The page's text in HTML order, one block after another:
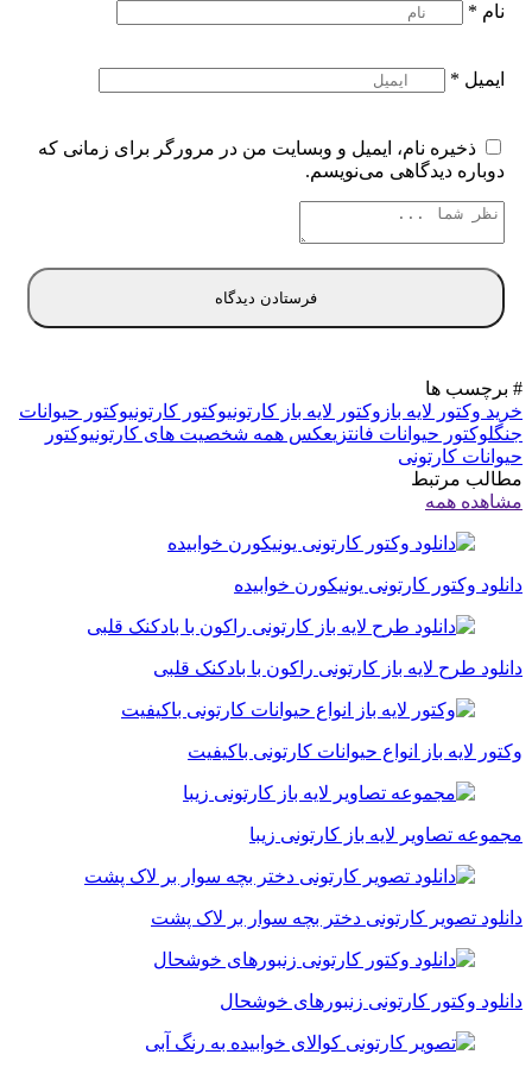
نام *
ایمیل *
ذخیره نام، ایمیل و وبسایت من در مرورگر برای زمانی که
دوباره دیدگاهی می‌نویسم.
# برچسب ها
خرید وکتور لایه باز وکتور لایه باز کارتونیوکتور کارتونیوکتور حیوانات
جنگلوکتور حیوانات فانتزیعکس همه شخصیت های کارتونیوکتور
حیوانات کارتونی
مطالب مرتبط
مشاهده همه
دانلود وکتور کارتونی یونیکورن خوابیده
دانلود طرح لایه باز کارتونی راکون با بادکنک قلبی
وکتور لایه باز انواع حیوانات کارتونی باکیفیت
مجموعه تصاویر لایه باز کارتونی زیبا
دانلود تصویر کارتونی دختر بچه سوار بر لاک پشت
دانلود وکتور کارتونی زنبورهای خوشحال